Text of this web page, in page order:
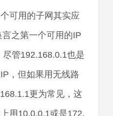
可用的子网其实应
之第一个可用的IP
管192.168.0.1也是
，但如果用无线路
更为常见，这
用10.0.0.1或是172.